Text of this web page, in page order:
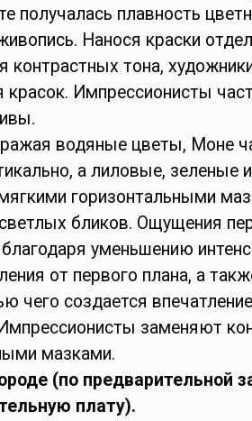
получалась плавность
Нанося краски
контрастных тона,
красок. Импрессионисты
водяные цветы, Моне
а лиловые, зеленые
горизонтальными
бликов. Ощущения
уменьшению
от первого плана, а
чего создается
заменяют
мазками.
(по предварительной
плату).